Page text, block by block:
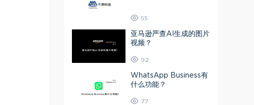
55
亚马逊严查AI生成的图片
视频？
92
WhatsApp Business有
什么功能？
77